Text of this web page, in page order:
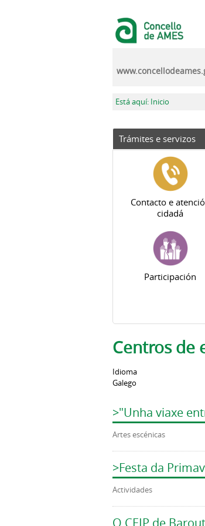
Vostede está aquí
Está aquí: Inicio
Trámites e servizos
Contacto e
cidadá
Participación
Centros de
Idioma
Galego
>"Unha viaxe
Artes escénicas
>Festa da
Actividades
O CEIP de